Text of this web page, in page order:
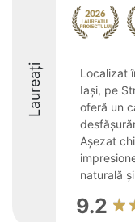
Laureați
Localizat
Iași, pe
oferă un
Așezat
naturală
9.2